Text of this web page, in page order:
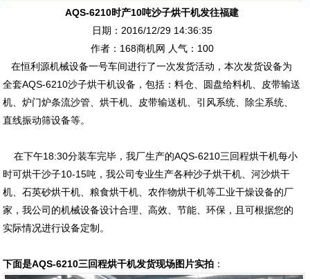
AQS-6210时产10吨沙子烘干机发往福建
日期：2016/12/29 14:36:35
作者：168商机网 人气： 100
在恒利源机械设备一号车间进行了一次发货活动，本次发货设备为
全套AQS-6210沙子烘干机设备，包括：料仓、圆盘给料机、皮带输送
机、炉门炉条流沙管、烘干机、皮带输送机、引风系统、除尘系统、
直线振动筛设备等。
在下午18:30分装车完毕，我厂生产的AQS-6210三回程烘干机每小
时可烘干沙子10-15吨，我公司专业生产各种沙子烘干机、河沙烘干
机、石英砂烘干机、粮食烘干机、农作物烘干机等工业干燥设备的厂
家，我公司的机械设备设计合理、高效、节能、环保，且可根据您的
实际情况进行设备定制。
下面是AQS-6210三回程烘干机发货现场图片实拍 ：